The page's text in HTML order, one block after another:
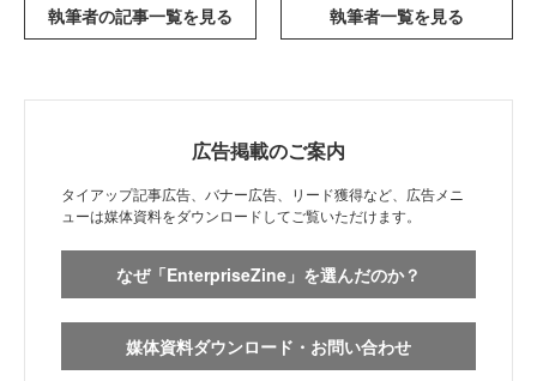
執筆者の記事一覧を見る 執筆者一覧を見る
広告掲載のご案内
タイアップ記事広告、バナー広告、リード獲得など、広告メニ
ューは媒体資料をダウンロードしてご覧いただけます。
なぜ「EnterpriseZine」を選んだのか？
媒体資料ダウンロード・お問い合わせ